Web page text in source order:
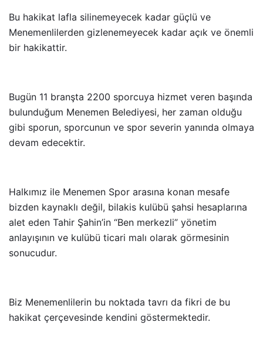
Bu hakikat lafla silinemeyecek kadar güçlü ve
Menemenlilerden gizlenemeyecek kadar açık ve önemli
bir hakikattir.
Bugün 11 branşta 2200 sporcuya hizmet veren başında
bulunduğum Menemen Belediyesi, her zaman olduğu
gibi sporun, sporcunun ve spor severin yanında olmaya
devam edecektir.
Halkımız ile Menemen Spor arasına konan mesafe
bizden kaynaklı değil, bilakis kulübü şahsi hesaplarına
alet eden Tahir Şahin’in “Ben merkezli” yönetim
anlayışının ve kulübü ticari malı olarak görmesinin
sonucudur.
Biz Menemenlilerin bu noktada tavrı da fikri de bu
hakikat çerçevesinde kendini göstermektedir.